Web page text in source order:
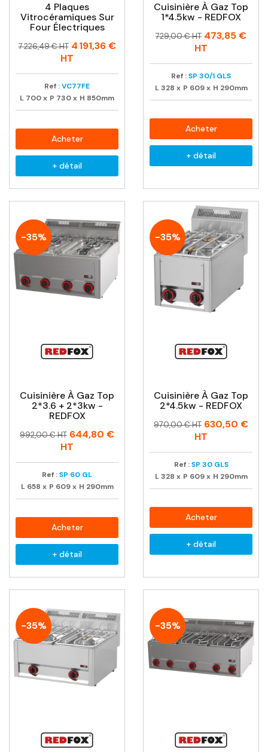
4 Plaques
Vitrocéramiques Sur
Four Électriques
Prix
Prix
7 226,49 € HT 4 191,36 €
HT
Ref :VC77FE
L 700x P 730x H 850mm
Acheter
+ détail
Cuisinière À Gaz Top
1*4.5kw - REDFOX
Prix
Prix
729,00 € HT 473,85 €
HT
Ref :SP 30/1 GLS
L 328 x P 609 x H 290mm
Acheter
+ détail
-35%
Cuisinière À Gaz Top
2*3.6 + 2*3kw -
REDFOX
Prix
Prix
992,00 € HT 644,80 €
HT
Ref :SP 60 GL
L 658 x P 609 x H 290mm
Acheter
+ détail
-35%
Cuisinière À Gaz Top
2*4.5kw - REDFOX
Prix
Prix
970,00 € HT 630,50 €
HT
Ref : SP 30 GLS
L 328 x P 609 x H 290mm
Acheter
+ détail
-35% -35%